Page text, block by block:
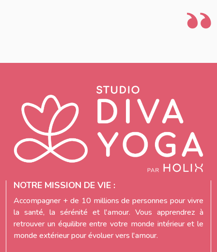
NOTRE MISSION DE VIE :
Accompagner + de 10 millions de personnes pour vivre
la santé, la sérénité et l'amour. Vous apprendrez à
retrouver un équilibre entre votre monde intérieur et le
monde extérieur pour évoluer vers l'amour.